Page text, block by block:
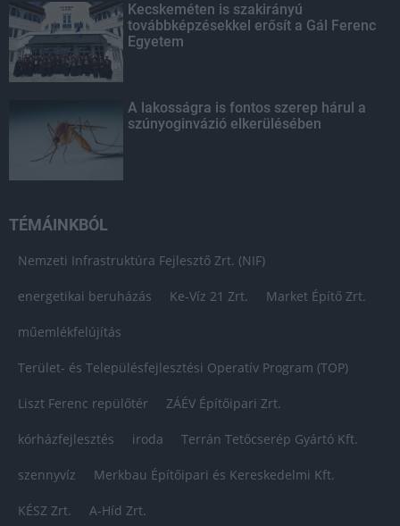
Kecskeméten is szakirányú
továbbképzésekkel erősít a Gál Ferenc
Egyetem
A lakosságra is fontos szerep hárul a
szúnyoginvázió elkerülésében
TÉMÁINKBÓL
Nemzeti Infrastruktúra Fejlesztő Zrt. (NIF)
energetikai beruházás Ke-Víz 21 Zrt. Market Építő Zrt.
műemlékfelújítás
Terület- és Településfejlesztési Operatív Program (TOP)
Liszt Ferenc repülőtér ZÁÉV Építőipari Zrt.
kórházfejlesztés iroda Terrán Tetőcserép Gyártó Kft.
szennyvíz Merkbau Építőipari és Kereskedelmi Kft.
KÉSZ Zrt. A-Híd Zrt.